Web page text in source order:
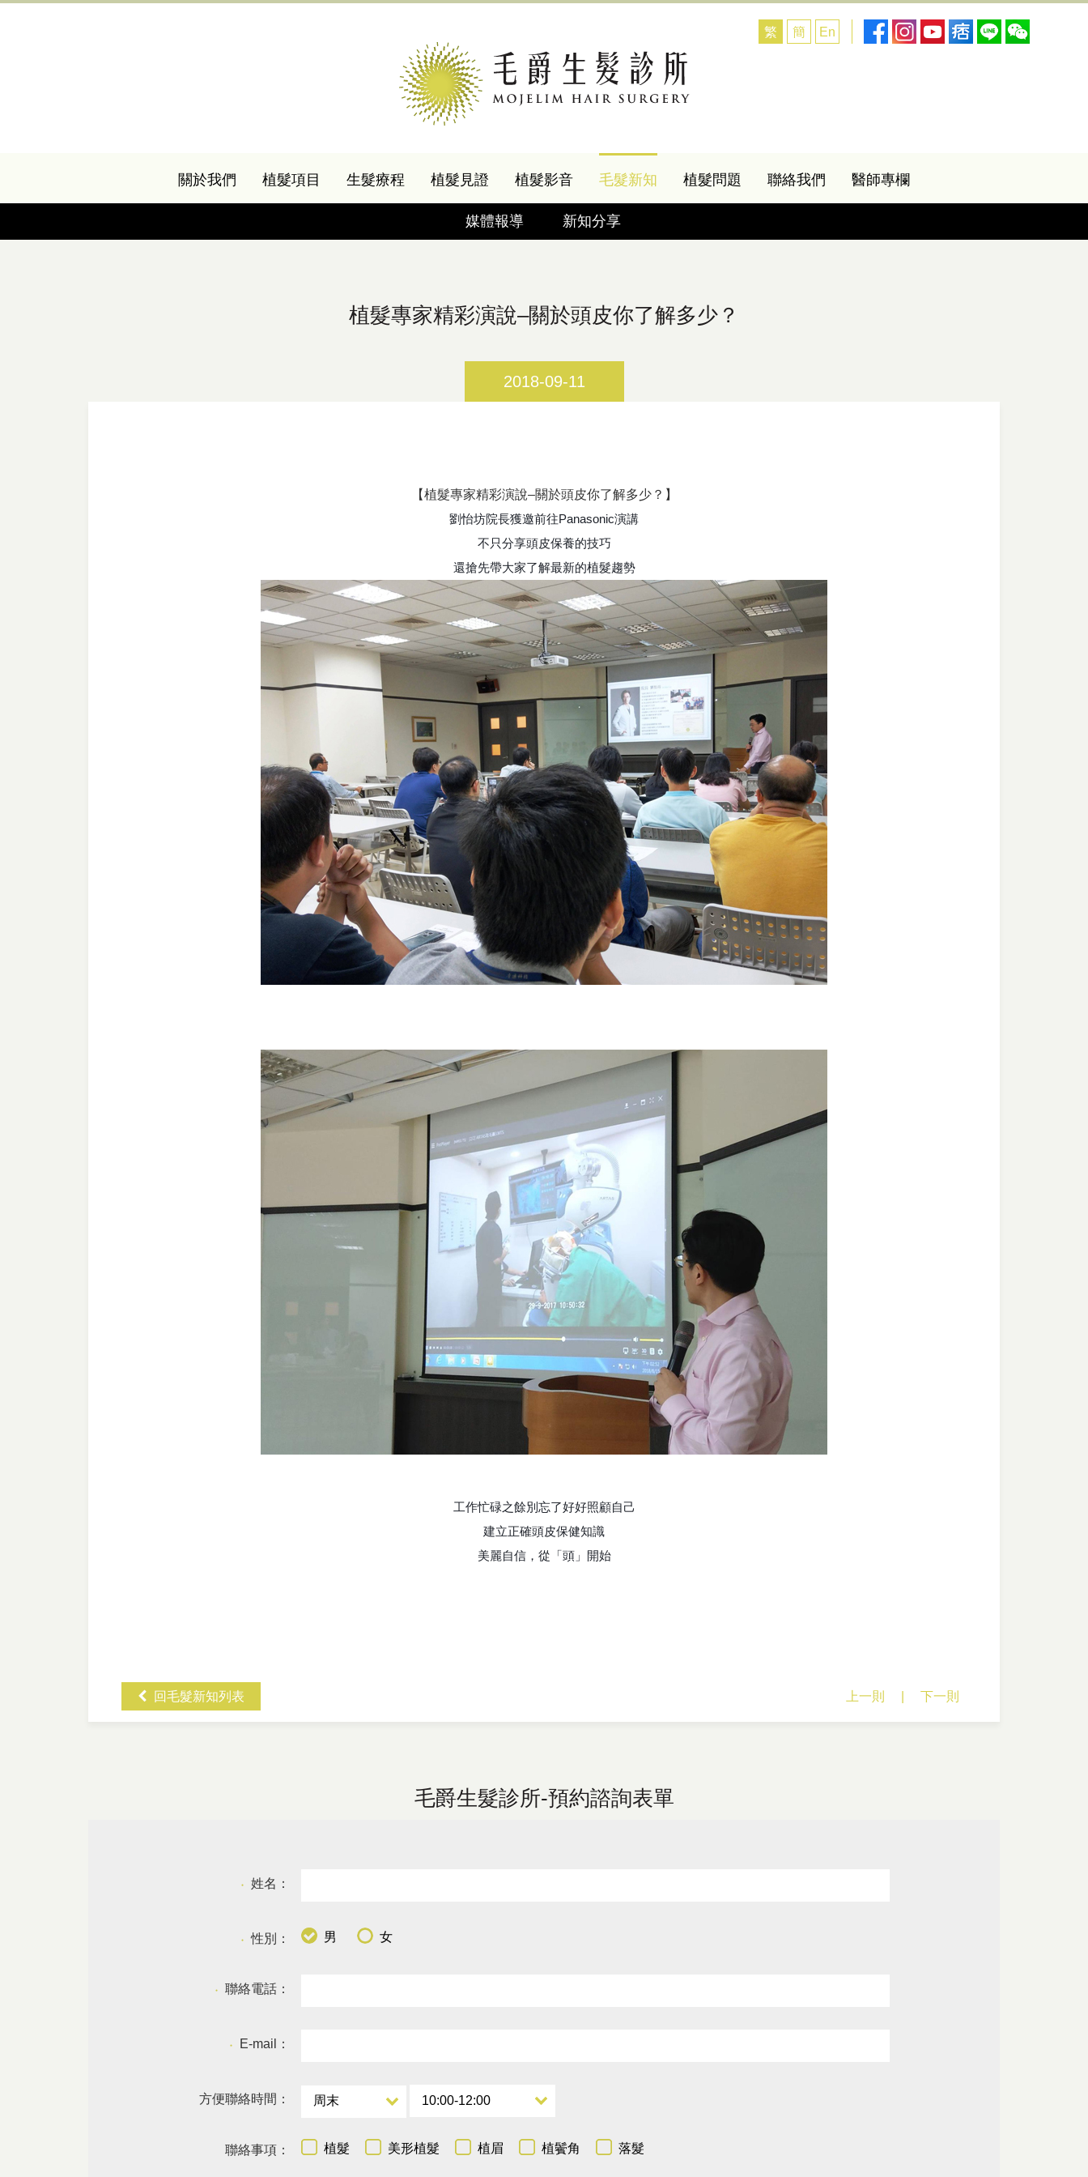
關於我們 植髮項目 生髮療程 植髮見證 植髮影音 毛髮新知
媒體報導 新知分享
植髮問題 聯絡我們 醫師專欄
繁 簡 En
植髮專家精彩演說–關於頭皮你了解多少？
2018-09-11
【植髮專家精彩演說–關於頭皮你了解多少？】
劉怡坊院長獲邀前往Panasonic演講
不只分享頭皮保養的技巧
還搶先帶大家了解最新的植髮趨勢
工作忙碌之餘別忘了好好照顧自己
建立正確頭皮保健知識
美麗自信，從「頭」開始
回毛髮新知列表 上一則 下一則
毛爵生髮診所-預約諮詢表單
● 姓名：
● 性別： 男 女
● 聯絡電話：
● E-mail：
方便聯絡時間：
聯絡事項： 植髮 美形植髮 植眉 植鬢角 落髮